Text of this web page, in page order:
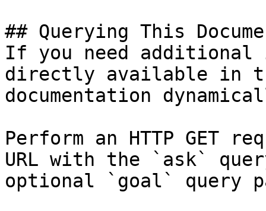
## Querying This
If you need
directly available in
documentation
Perform an HTTP GET
URL with the `ask`
optional `goal` query